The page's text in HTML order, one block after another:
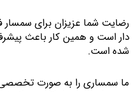
رضایت شما عزیزان برای سمسار
دار است و همین کار باعث
شده است.
ما سمساری را به صورت تخصصی و